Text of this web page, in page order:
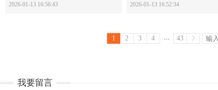
2026-01-13 16:56:43
2026-01-13 16:52:34
1 2 3 4 ... 43
我要留言